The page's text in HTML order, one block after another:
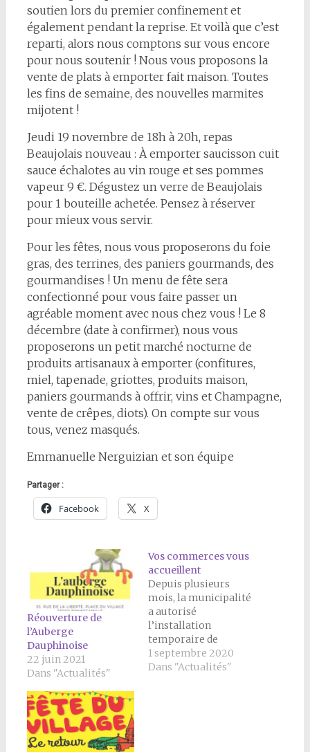
soutien lors du premier confinement et
également pendant la reprise. Et voilà que c’est
reparti, alors nous comptons sur vous encore
pour nous soutenir ! Nous vous proposons la
vente de plats à emporter fait maison. Toutes
les fins de semaine, des nouvelles marmites
mijotent !
Jeudi 19 novembre de 18h à 20h, repas
Beaujolais nouveau : À emporter saucisson cuit
sauce échalotes au vin rouge et ses pommes
vapeur 9 €. Dégustez un verre de Beaujolais
pour 1 bouteille achetée. Pensez à réserver
pour mieux vous servir.
Pour les fêtes, nous vous proposerons du foie
gras, des terrines, des paniers gourmands, des
gourmandises ! Un menu de fête sera
confectionné pour vous faire passer un
agréable moment avec nous chez vous ! Le 8
décembre (date à confirmer), nous vous
proposerons un petit marché nocturne de
produits artisanaux à emporter (confitures,
miel, tapenade, griottes, produits maison,
paniers gourmands à offrir, vins et Champagne,
vente de crêpes, diots). On compte sur vous
tous, venez masqués.
Emmanuelle Nerguizian et son équipe
Partager :
Facebook X
Réouverture de
l’Auberge
Dauphinoise
22 juin 2021
Dans "Actualités"
Vos commerces vous
accueillent
Depuis plusieurs
mois, la municipalité
a autorisé
l’installation
temporaire de
commerces
ambulants sur la
1 septembre 2020
Dans "Actualités"